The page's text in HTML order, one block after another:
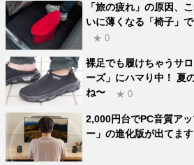
「旅の疲れ」の原因、
いに薄くなる「椅子」
★ 0
裸足でも履けちゃうサ
ーズ」にハマり中！ 夏
ね〜
★ 0
2,000円台でPC音質ア
ー」の進化版が出てます